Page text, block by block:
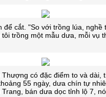
cắt. "So với trồng lúa, nghề
trồng một mẫu dưa, mỗi vụ
có đặc điểm to và dài,
55 ngày, dưa chín tự
bán dưa dọc tỉnh lộ 7,